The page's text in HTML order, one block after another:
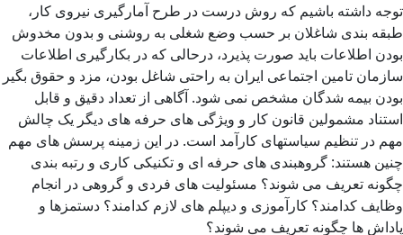
توجه داشته باشیم که روش درست در طرح آمارگیری نیروی کار،
طبقه بندی شاغلان بر حسب وضع شغلی به روشنی و بدون مخدوش
بودن اطلاعات باید صورت پذیرد، درحالی که در بکارگیری اطلاعات
سازمان تامین اجتماعی ایران به راحتی شاغل بودن، مزد و حقوق بگیر
بودن بیمه شدگان مشخص نمی شود. آگاهی از تعداد دقیق و قابل
استناد مشمولین قانون کار و ویژگی های حرفه های دیگر یک چالش
مهم در تنظیم سیاستهای کارآمد است. در این زمینه پرسش های مهم
چنین هستند: گروهبندی های حرفه ای و تکنیکی کاری و رتبه بندی
چگونه تعریف می شوند؟ مسئولیت های فردی و گروهی در انجام
وظایف کدامند؟ کارآموزی و دیپلم های لازم کدامند؟ دستمزها و
پاداش ها چگونه تعریف می شوند؟